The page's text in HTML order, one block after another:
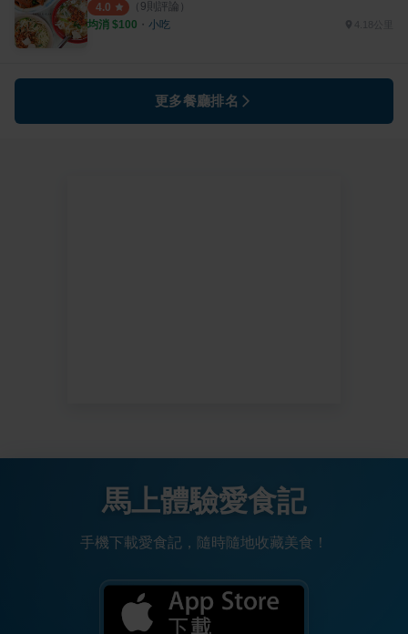
4.0 （ 9則評論）
均消 $100 ・ 小吃 4.18公里
更多餐廳排名
馬上體驗愛食記
手機下載愛食記，隨時隨地收藏美食！